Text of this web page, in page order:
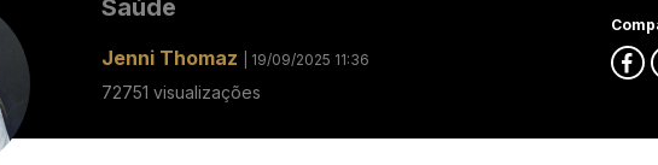
Saúde
Jenni Thomaz | 19/09/2025 11:36
72751 visualizações